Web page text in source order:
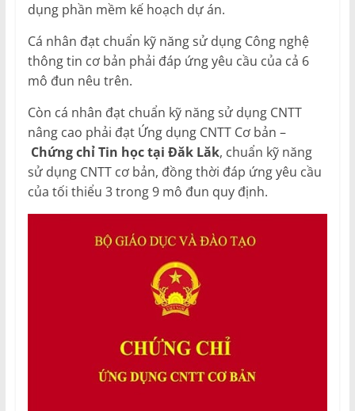
dụng phần mềm kế hoạch dự án.
Cá nhân đạt chuẩn kỹ năng sử dụng Công nghệ
thông tin cơ bản phải đáp ứng yêu cầu của cả 6
mô đun nêu trên.
Còn cá nhân đạt chuẩn kỹ năng sử dụng CNTT
nâng cao phải đạt Ứng dụng CNTT Cơ bản –
Chứng chỉ Tin học tại Đăk Lăk, chuẩn kỹ năng
sử dụng CNTT cơ bản, đồng thời đáp ứng yêu cầu
của tối thiểu 3 trong 9 mô đun quy định.